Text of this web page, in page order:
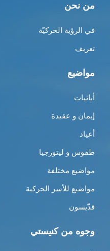
من نحن
في الرؤية الحركيّة
تعريف
مواضيع
أبائيات
إيمان و عقيدة
أعياد
طقوس و ليتورجيا
مواضيع مختلفة
مواضيع للأسر الحركية
قدّيسون
وجوه من كنيستي